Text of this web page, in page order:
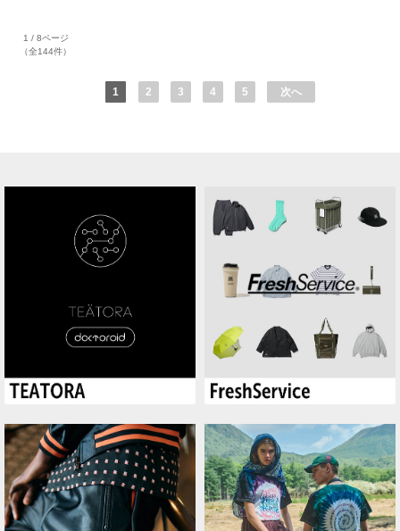
1 / 8ページ
（全144件）
1 2 3 4 5 次へ